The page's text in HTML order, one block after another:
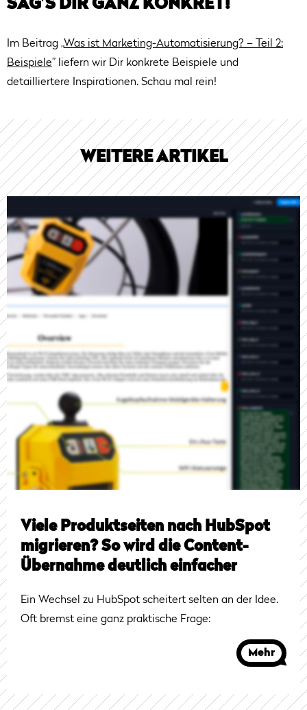
SAG’S DIR GANZ KONKRET!
Im Beitrag „Was ist Marketing-Automatisierung? – Teil 2:
Beispiele” liefern wir Dir konkrete Beispiele und
detailliertere Inspirationen. Schau mal rein!
WEITERE ARTIKEL
Viele Produktseiten nach HubSpot
migrieren? So wird die Content-
Übernahme deutlich einfacher
Ein Wechsel zu HubSpot scheitert selten an der Idee.
Oft bremst eine ganz praktische Frage:
Mehr